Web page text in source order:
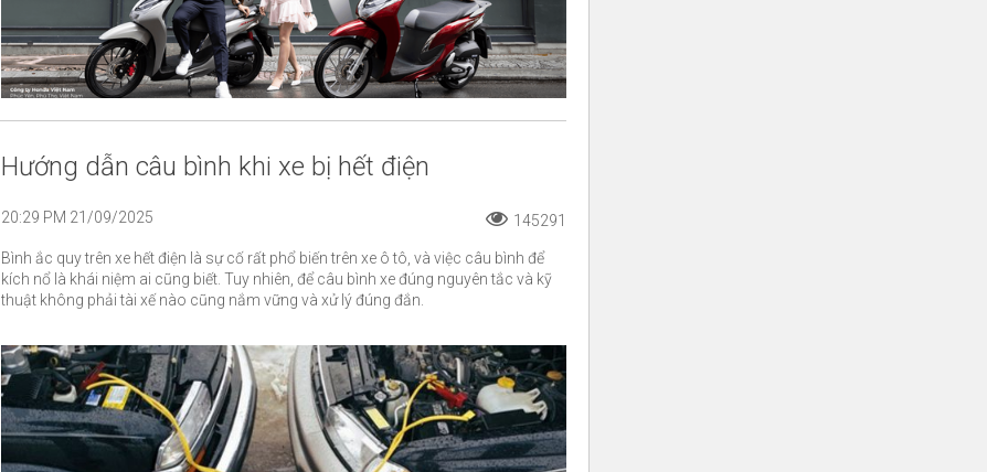
Hướng dẫn câu bình khi xe bị hết điện
20:29 PM 21/09/2025 145291
Bình ắc quy trên xe hết điện là sự cố rất phổ biến trên xe ô tô, và việc câu bình để
kích nổ là khái niệm ai cũng biết. Tuy nhiên, để câu bình xe đúng nguyên tắc và kỹ
thuật không phải tài xế nào cũng nắm vững và xử lý đúng đắn.